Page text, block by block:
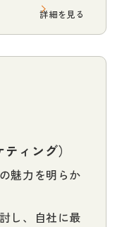
詳細を見る
ィング）
魅力を明らか
し、自社に最